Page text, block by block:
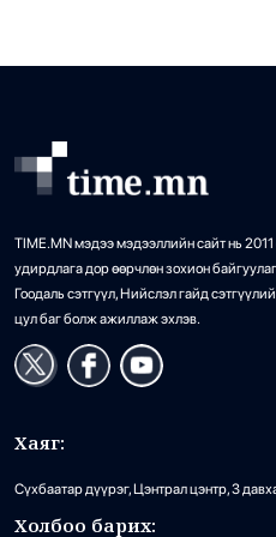
Бензин
TIME.MN мэдээ мэдээллийн сайт нь
удирдлага дор өөрчлөн зохион
Гоодаль сэтгүүл, Нийслэл гайд
цул баг болж ажиллаж эхлэв.
Хаяг:
Сүхбаатар дүүрэг, Цэнтрал цэнтр, 3
Холбоо барих: